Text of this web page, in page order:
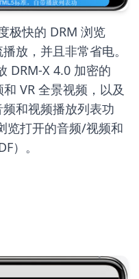
极快的 DRM 浏览
放，并且非常省电。
DRM-X 4.0 加密的
VR 全景视频，以及
和视频播放列表功
览打开的音频/视频和
）。